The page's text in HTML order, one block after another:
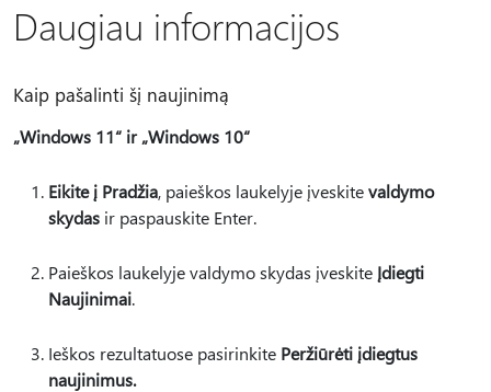
Daugiau informacijos
Kaip pašalinti šį naujinimą
„Windows 11“ ir „Windows 10“
Eikite į Pradžia, paieškos laukelyje įveskitevaldymo
skydas ir paspauskite Enter.
Paieškos laukelyje valdymo skydas įveskite Įdiegti
Naujinimai.
Ieškos rezultatuose pasirinkite Peržiūrėti įdiegtus
naujinimus.